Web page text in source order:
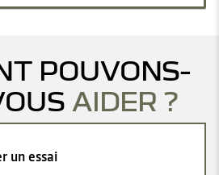
POUVONS-
AIDER ?
un essai